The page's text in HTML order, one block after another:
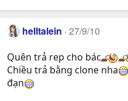
helltalein 27/9/10
Quên trả rep cho bác
Chiều trả bằng clone nha
đạn